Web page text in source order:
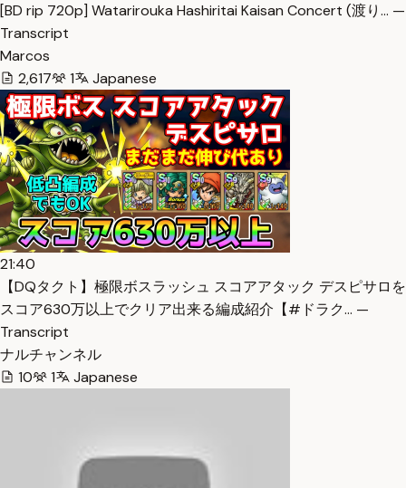
[BD rip 720p] Watarirouka Hashiritai Kaisan Concert (渡り… —
Transcript
Marcos
2,617
1 Japanese
21:40
【DQタクト】極限ボスラッシュ スコアアタック デスピサロを
スコア630万以上でクリア出来る編成紹介【#ドラク… —
Transcript
ナルチャンネル
10
1 Japanese